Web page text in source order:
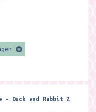
- Duck and Rabbit 2